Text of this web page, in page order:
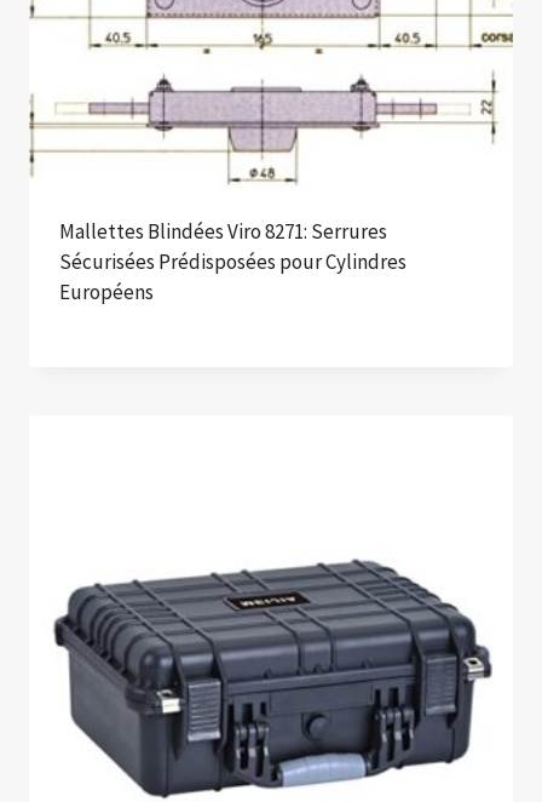
Mallettes Blindées Viro 8271: Serrures
Sécurisées Prédisposées pour Cylindres
Européens